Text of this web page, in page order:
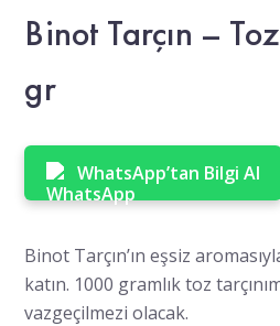
Binot Tarçın –
gr
WhatsApp’tan Bilgi Al
Binot Tarçın’ın eşsiz
katın. 1000 gramlık toz
vazgeçilmezi olacak.